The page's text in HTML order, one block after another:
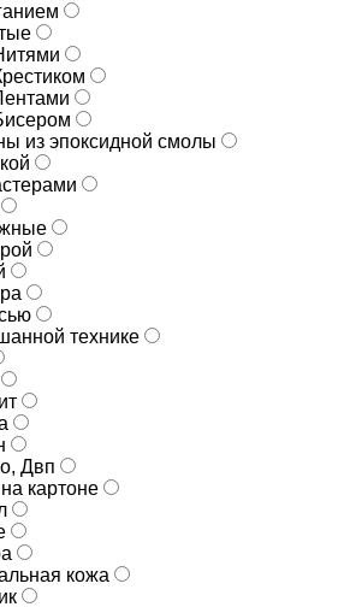
из эпоксидной смолы
технике
Двп
картоне
кожа